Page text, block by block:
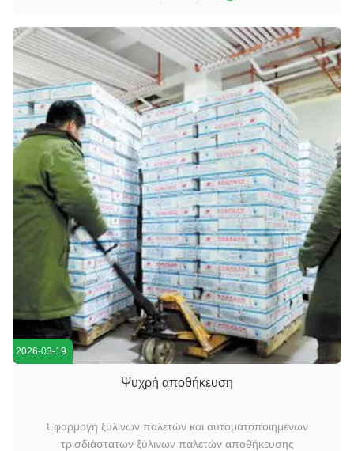
2026-03-19
Ψυχρή αποθήκευση
Εφαρμογή ξύλινων παλετών και αυτοματοποιημένων
τρισδιάστατων ξύλινων παλετών αποθήκευσης